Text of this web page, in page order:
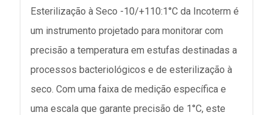
Esterilização à Seco -10/+110:1°C da Incoterm é
um instrumento projetado para monitorar com
precisão a temperatura em estufas destinadas a
processos bacteriológicos e de esterilização à
seco. Com uma faixa de medição específica e
uma escala que garante precisão de 1°C, este